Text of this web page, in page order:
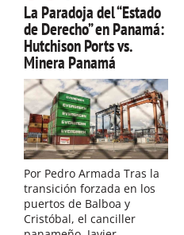
La Paradoja del “Estado
de Derecho” en Panamá:
Hutchison Ports vs.
Minera Panamá
Por Pedro Armada Tras la
transición forzada en los
puertos de Balboa y
Cristóbal, el canciller